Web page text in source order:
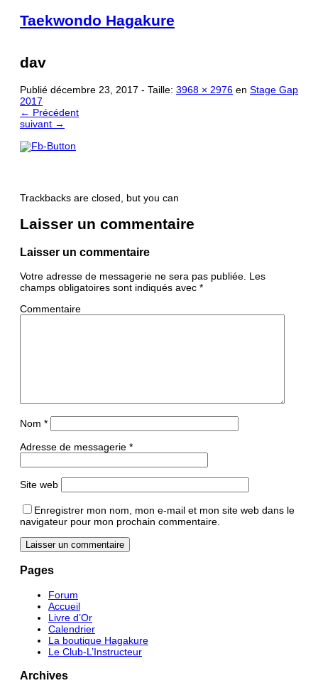
Taekwondo Hagakure
La boutique Hagakure
Archive 2000-2010
dav
Publié décembre 23, 2017 - Taille: 3968 × 2976 en Stage Gap
2017
← Précédent
suivant →
Trackbacks are closed, but you can
Laisser un commentaire
Laisser un commentaire
Votre adresse de messagerie ne sera pas publiée. Les
champs obligatoires sont indiqués avec *
Commentaire
Nom *
Adresse de messagerie *
Site web
Enregistrer mon nom, mon e-mail et mon site web dans le
navigateur pour mon prochain commentaire.
Pages
Forum
Accueil
Livre d’Or
Calendrier
La boutique Hagakure
Le Club-L’Instructeur
Archives